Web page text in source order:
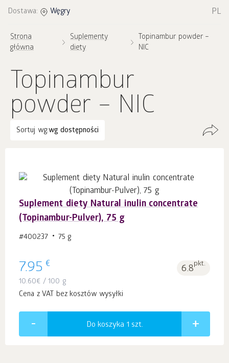
Dostawa: Węgry PL
Strona
główna
Suplementy
diety
Topinambur powder –
NIC
Topinambur
powder – NIC
Sortuj wg:wg dostępności
Suplement diety Natural inulin concentrate
(Topinambur-Pulver), 75 g
#400237 75 g
7.95 € 6.8pkt.
10.60€ / 100 g
Cena z VAT bez kosztów wysyłki
Do koszyka 1 szt.